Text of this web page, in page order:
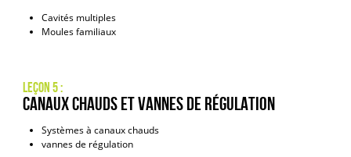
Cavités multiples
Moules familiaux
Leçon 5 :
Canaux chauds et vannes de régulation
Systèmes à canaux chauds
vannes de régulation